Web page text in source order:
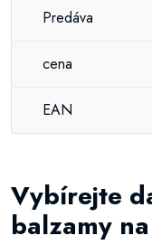
Predáva
cena
EAN
Vybírejte
balzamy